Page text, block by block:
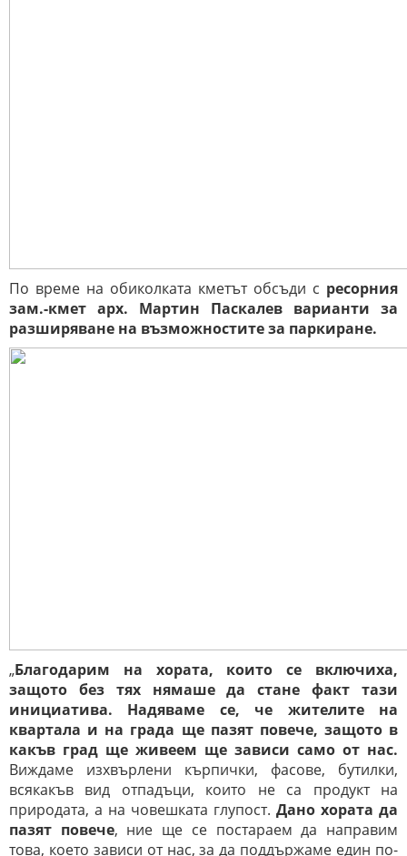
По време на обиколката кметът обсъди с ресорния
зам.-кмет арх. Мартин Паскалев варианти за
разширяване на възможностите за паркиране.
„Благодарим на хората, които се включиха,
защото без тях нямаше да стане факт тази
инициатива. Надяваме се, че жителите на
квартала и на града ще пазят повече, защото в
какъв град ще живеем ще зависи само от нас.
Виждаме изхвърлени кърпички, фасове, бутилки,
всякакъв вид отпадъци, които не са продукт на
природата, а на човешката глупост. Дано хората да
пазят повече, ние ще се постараем да направим
това, което зависи от нас, за да поддържаме един по-